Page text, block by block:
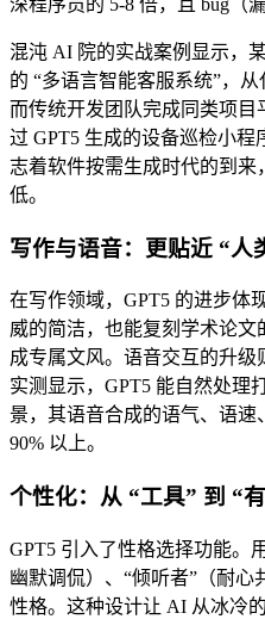
深程序员的 5-8 倍，且 bug（
混沌 AI 院的实战案例显示，
的 “多语言智能客服系统”，从
而传统开发团队完成同类项目
过 GPT5 生成的设备巡检小程
志着软件按需生成时代的到
低。
写作与语音：更贴近 “人
在写作领域，GPT5 的进步体
威的简洁，也能复刻学术论
成专属文风。语音交互的升级
实测显示，GPT5 能自然处理
景，其语音合成的语气、语速
90% 以上。
个性化：从 “工具” 到 “
GPT5 引入了性格选择功能。
幽默调侃）、“倾听者”（耐心
性格。这种设计让 AI 从冰冷